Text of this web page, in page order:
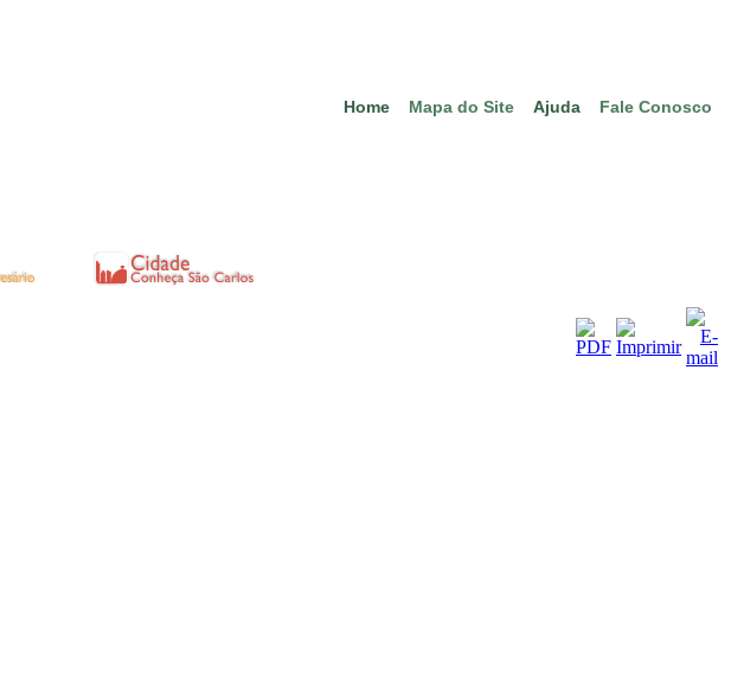
Home Mapa do Site Ajuda Fale Conosco